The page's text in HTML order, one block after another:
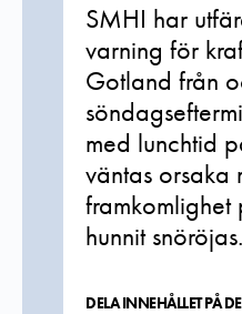
SMHI har
varning för
Gotland från
med lunchtid
väntas orsaka
framkomlighet
hunnit snöröjas.
DELA INNEHÅLLET PÅ